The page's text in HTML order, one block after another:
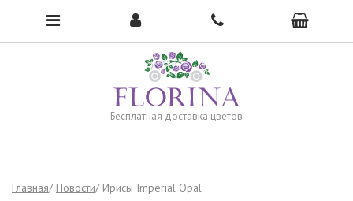
Бесплатная доставка цветов
Чтобы открыть меню, нажмите сюда →
Главная Новости Ирисы Imperial Opal